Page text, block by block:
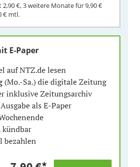
2,90 €, 3 weitere Monate für9,90 €
€ mtl.
E-Paper
auf NTZ.de lesen
(Mo.-Sa.) die digitale Zeitung
inklusive Zeitungsarchiv
als E-Paper
bezahlen